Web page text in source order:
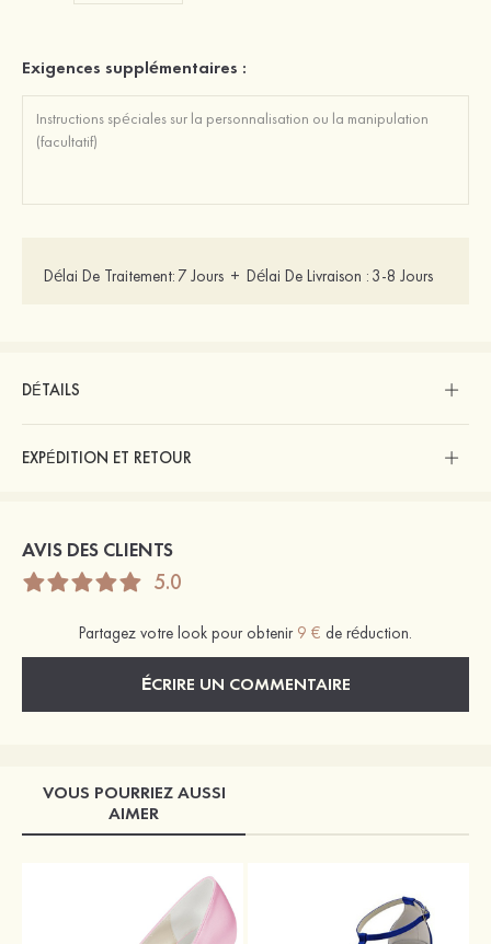
Exigences supplémentaires :
Délai De Traitement: 7 Jours + Délai De Livraison : 3-8 Jours
DÉTAILS
EXPÉDITION ET RETOUR
AVIS DES CLIENTS
5.0
Partagez votre look pour obtenir 9 € de réduction.
ÉCRIRE UN COMMENTAIRE
VOUS POURRIEZ AUSSI
AIMER